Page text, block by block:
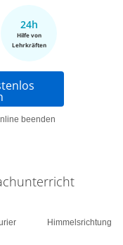
24h
Hilfe von
Lehrkräften
beenden
Himmelsrichtungen